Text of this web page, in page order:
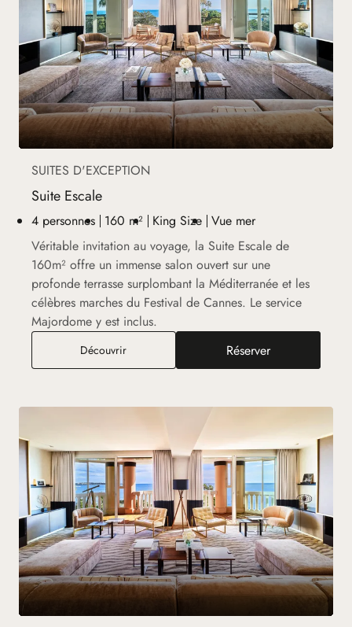
SUITES D'EXCEPTION
Suite Escale
4 personnes 160 m² King Size Vue mer
Véritable invitation au voyage, la Suite Escale de
160m² offre un immense salon ouvert sur une
profonde terrasse surplombant la Méditerranée et les
célèbres marches du Festival de Cannes. Le service
Majordome y est inclus.
DécouvrirSuite Escale Réserver